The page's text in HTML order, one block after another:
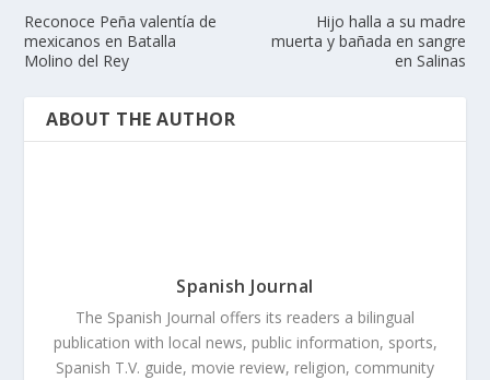
Reconoce Peña valentía de
mexicanos en Batalla
Molino del Rey
Hijo halla a su madre
muerta y bañada en sangre
en Salinas
ABOUT THE AUTHOR
Spanish Journal
The Spanish Journal offers its readers a bilingual
publication with local news, public information, sports,
Spanish T.V. guide, movie review, religion, community